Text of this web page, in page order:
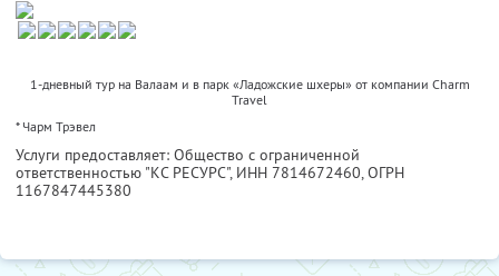
1-дневный тур на Валаам и в парк «Ладожские шхеры» от компании Charm
Travel
* Чарм Трэвел
Услуги предоставляет: Общество с ограниченной
ответственностью "КС РЕСУРС", ИНН 7814672460, ОГРН
1167847445380